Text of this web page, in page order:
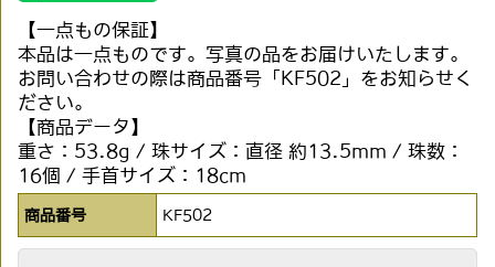
【一点もの保証】
本品は一点ものです。写真の品をお届けいたします。
お問い合わせの際は商品番号「KF502」をお知らせく
ださい。
【商品データ】
重さ：53.8g / 珠サイズ：直径 約13.5mm / 珠数：
16個 / 手首サイズ：18cm
商品番号 KF502